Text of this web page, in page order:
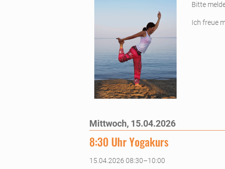
Bitte
Ich freue
Mittwoch, 15.04.2026
8:30 Uhr Yogakurs
15.04.2026 08:30–10:00